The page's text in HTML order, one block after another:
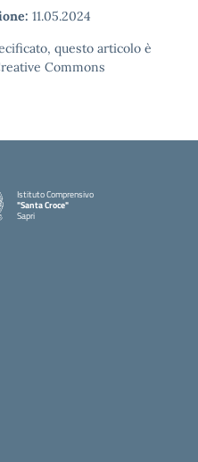
11.05.2024
questo articolo è
Commons
Istituto Comprensivo
"Santa Croce"
Sapri
— Visita la pagina iniziale della scuola